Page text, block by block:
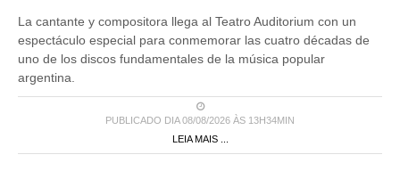
La cantante y compositora llega al Teatro Auditorium con un
espectáculo especial para conmemorar las cuatro décadas de
uno de los discos fundamentales de la música popular
argentina.
PUBLICADO DIA 08/08/2026 ÀS 13H34MIN
LEIA MAIS ...